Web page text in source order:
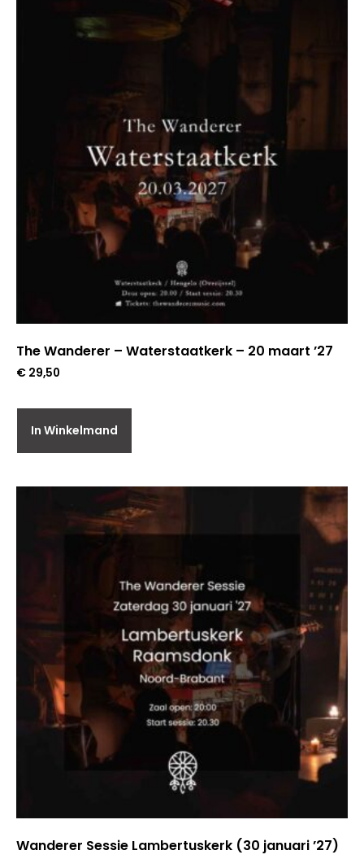
The Wanderer – Waterstaatkerk – 20 maart ’27
€ 29,50
In Winkelmand
Wanderer Sessie Lambertuskerk (30 januari ’27)